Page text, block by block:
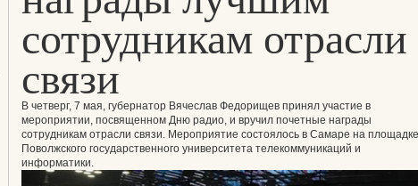
сотрудникам отрасли
связи
В четверг, 7 мая, губернатор Вячеслав Федорищев принял участие в
мероприятии, посвященном Дню радио, и вручил почетные награды
сотрудникам отрасли связи. Мероприятие состоялось в Самаре на площадке
Поволжского государственного университета телекоммуникаций и
информатики.